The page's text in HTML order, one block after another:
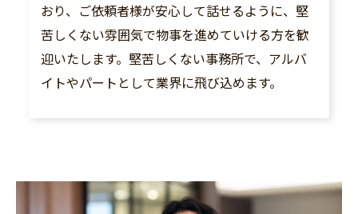
おり、ご依頼者様が安心して話せるように、堅
苦しくない雰囲気で物事を進めていける方を歓
迎いたします。堅苦しくない事務所で、アルバ
イトやパートとして業界に飛び込めます。